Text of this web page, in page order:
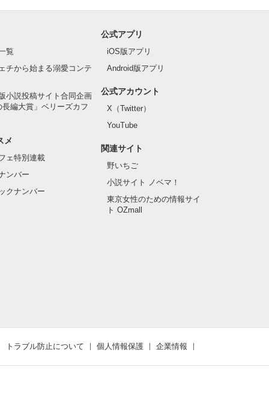
覧
チから始まる溺愛コンテ
小説投稿サイト合同企画
長編大賞」ベリーズカフ
メ
ェ特別連載
ンバー
クナンバー
公式アプリ
iOS版アプリ
Android版アプリ
公式アカウント
X（Twitter）
YouTube
関連サイト
野いちご
小説サイト ノベマ！
東京女性のための情報サイ
ト OZmall
トラブル防止について 個人情報保護 企業情報